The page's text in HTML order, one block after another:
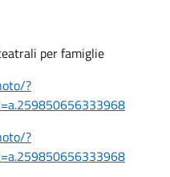
per famiglie
?
?